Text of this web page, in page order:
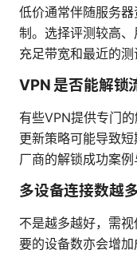
低价通常伴随服务
制。选择评测较高
充足带宽和最近的测
VPN 是否能解锁
有些VPN提供专门
更新策略可能导致
厂商的解锁成功案例
多设备连接数越
不是越多越好，需
要的设备数亦会增